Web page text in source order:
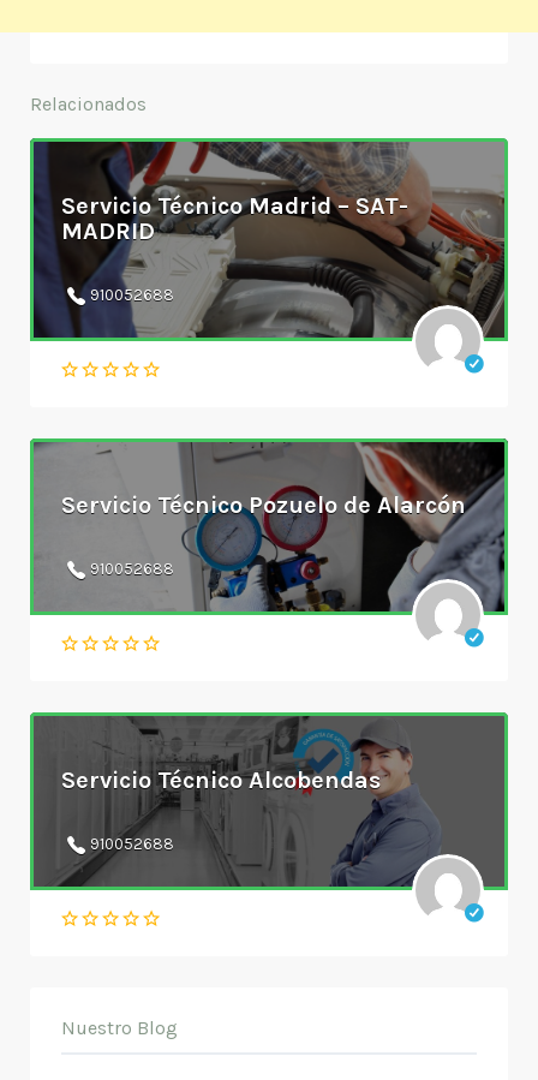
Relacionados
Servicio Técnico Madrid – SAT-
MADRID
910052688
Servicio Técnico Pozuelo de Alarcón
910052688
Servicio Técnico Alcobendas
910052688
Nuestro Blog